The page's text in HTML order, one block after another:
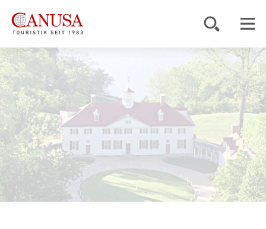
Reiseziele
Reisearten
Inspiration
Service
© Lautman